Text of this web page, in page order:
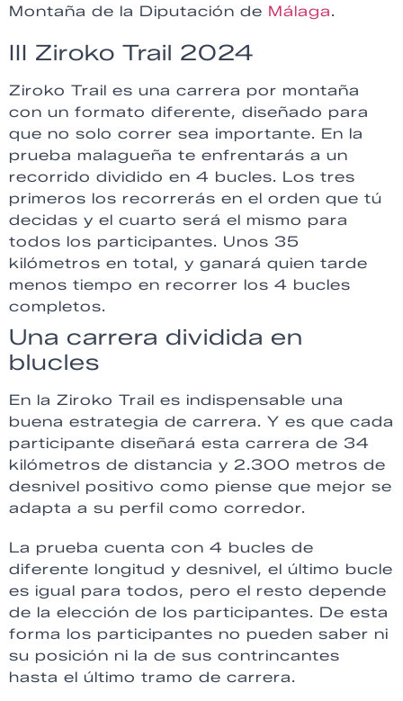
Montaña de la Diputación de Málaga.
III Ziroko Trail 2024
Ziroko Trail es una carrera por montaña
con un formato diferente, diseñado para
que no solo correr sea importante. En la
prueba malagueña te enfrentarás a un
recorrido dividido en 4 bucles. Los tres
primeros los recorrerás en el orden que tú
decidas y el cuarto será el mismo para
todos los participantes. Unos 35
kilómetros en total, y ganará quien tarde
menos tiempo en recorrer los 4 bucles
completos.
Una carrera dividida en
blucles
En la Ziroko Trail es indispensable una
buena estrategia de carrera. Y es que cada
participante diseñará esta carrera de 34
kilómetros de distancia y 2.300 metros de
desnivel positivo como piense que mejor se
adapta a su perfil como corredor.
La prueba cuenta con 4 bucles de
diferente longitud y desnivel, el último bucle
es igual para todos, pero el resto depende
de la elección de los participantes. De esta
forma los participantes no pueden saber ni
su posición ni la de sus contrincantes
hasta el último tramo de carrera.